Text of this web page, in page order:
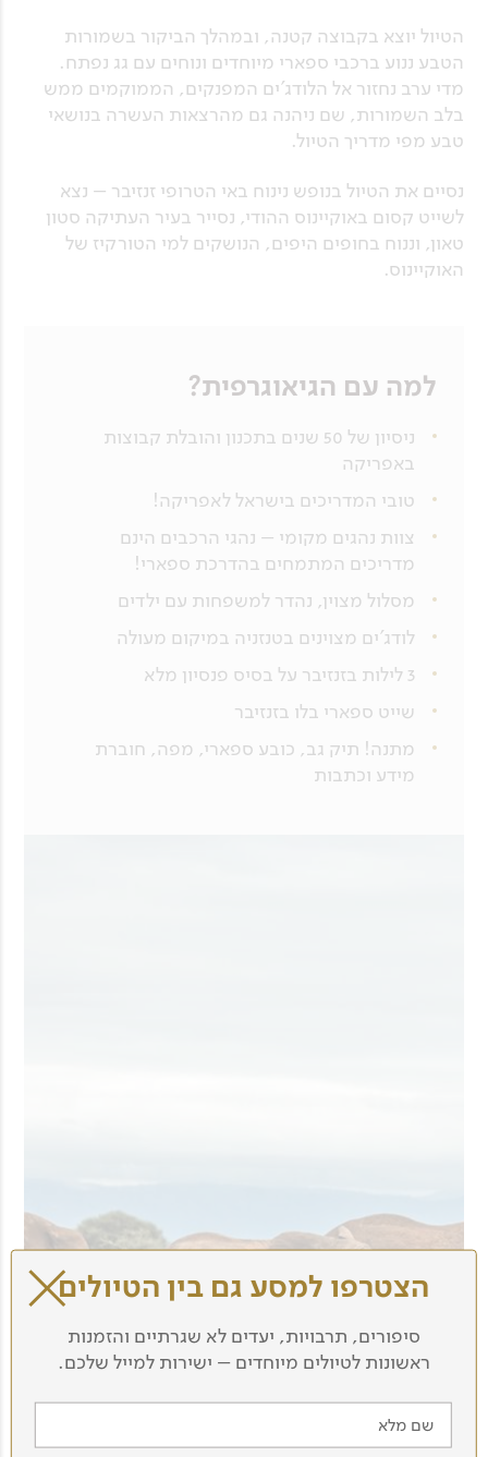
הטיול יוצא בקבוצה קטנה, ובמהלך הביקור בשמורות
הטבע ננוע ברכבי ספארי מיוחדים ונוחים עם גג נפתח.
מדי ערב נחזור אל הלודג’ים המפנקים, הממוקמים ממש
בלב השמורות, שם ניהנה גם מהרצאות העשרה בנושאי
טבע מפי מדריך הטיול.
נסיים את הטיול בנופש נינוח באי הטרופי זנזיבר – נצא
לשייט קסום באוקיינוס ההודי, נסייר בעיר העתיקה סטון
טאון, וננוח בחופים היפים, הנושקים למי הטורקיז של
האוקיינוס.
למה עם הגיאוגרפית?
ניסיון של 50 שנים בתכנון והובלת קבוצות
באפריקה
טובי המדריכים בישראל לאפריקה!
צוות נהגים מקומי – נהגי הרכבים הינם
מדריכים המתמחים בהדרכת ספארי!
מסלול מצוין, נהדר למשפחות עם ילדים
לודג’ים מצוינים בטנזניה במיקום מעולה
3 לילות בזנזיבר על בסיס פנסיון מלא
שייט ספארי בלו בזנזיבר
מתנה! תיק גב, כובע ספארי, מפה, חוברת
מידע וכתבות
הצטרפו למסע גם בין הטיולים
סיפורים, תרבויות, יעדים לא שגרתיים והזמנות
ראשונות לטיולים מיוחדים – ישירות למייל שלכם.
שם מלא